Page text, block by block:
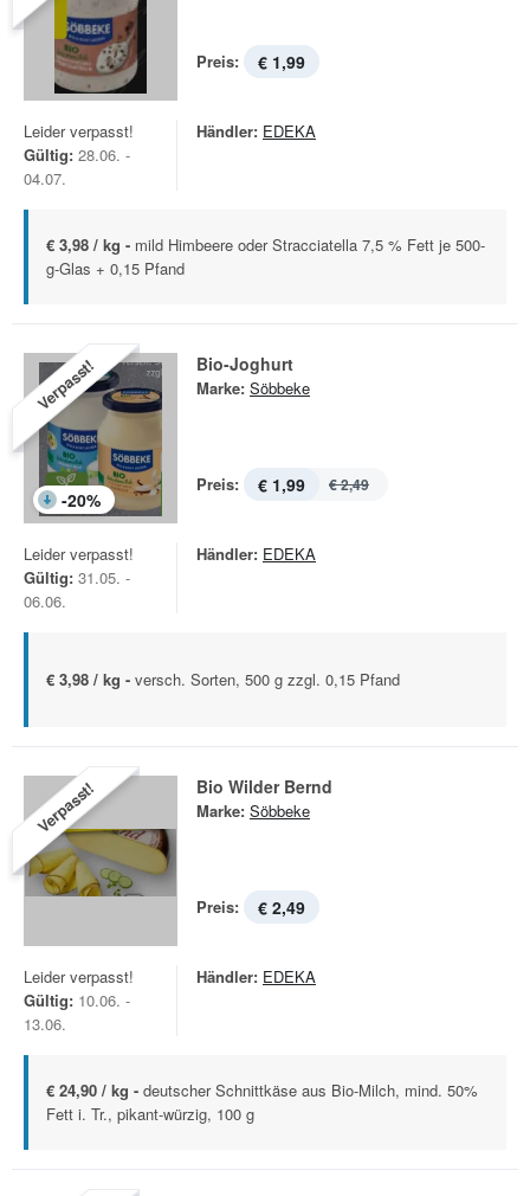
Preis: € 1,99
Leider verpasst!
Gültig: 28.06. -
04.07.
Händler: EDEKA
€ 3,98 / kg - mild Himbeere oder Stracciatella 7,5 % Fett je 500-
g-Glas + 0,15 Pfand
Verpasst!
-20%
Bio-Joghurt
Marke: Söbbeke
Preis: € 1,99 € 2,49
Leider verpasst!
Gültig: 31.05. -
06.06.
Händler: EDEKA
€ 3,98 / kg - versch. Sorten, 500 g zzgl. 0,15 Pfand
Verpasst! Bio Wilder Bernd
Marke: Söbbeke
Preis: € 2,49
Leider verpasst!
Gültig: 10.06. -
13.06.
Händler: EDEKA
€ 24,90 / kg - deutscher Schnittkäse aus Bio-Milch, mind. 50%
Fett i. Tr., pikant-würzig, 100 g